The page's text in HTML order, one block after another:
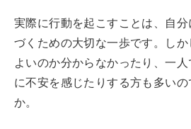
実際に行動を起こすことは、自
づくための大切な一歩です。し
よいのか分からなかったり、一
に不安を感じたりする方も多いの
か。